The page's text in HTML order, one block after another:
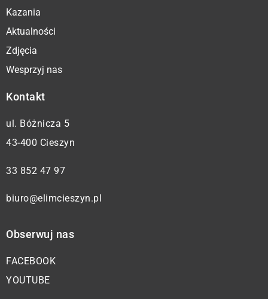
Kazania
Aktualności
Zdjęcia
Wesprzyj nas
Kontakt
ul. Bóżnicza 5
43-400 Cieszyn
33 852 47 97
biuro@elimcieszyn.pl
Obserwuj nas
FACEBOOK
YOUTUBE